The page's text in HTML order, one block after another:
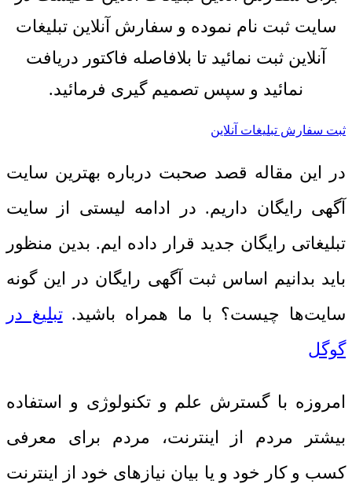
سایت ثبت نام نموده و سفارش آنلاین تبلیغات
آنلاین ثبت نمائید تا بلافاصله فاکتور دریافت
نمائید و سپس تصمیم گیری فرمائید.
ثبت سفارش تبلیغات آنلاین
در این مقاله قصد صحبت درباره بهترین سایت
آگهی رایگان داریم. در ادامه لیستی از سایت
تبلیغاتی رایگان جدید قرار داده ایم. بدین منظور
باید بدانیم اساس ثبت آگهی رایگان در این گونه
سایت‌ها چیست؟ با ما همراه باشید.تبلیغ در
گوگل
امروزه با گسترش علم و تکنولوژی و استفاده
بیشتر مردم از اینترنت، مردم برای معرفی
کسب و کار خود و یا بیان نیازهای خود از اینترنت